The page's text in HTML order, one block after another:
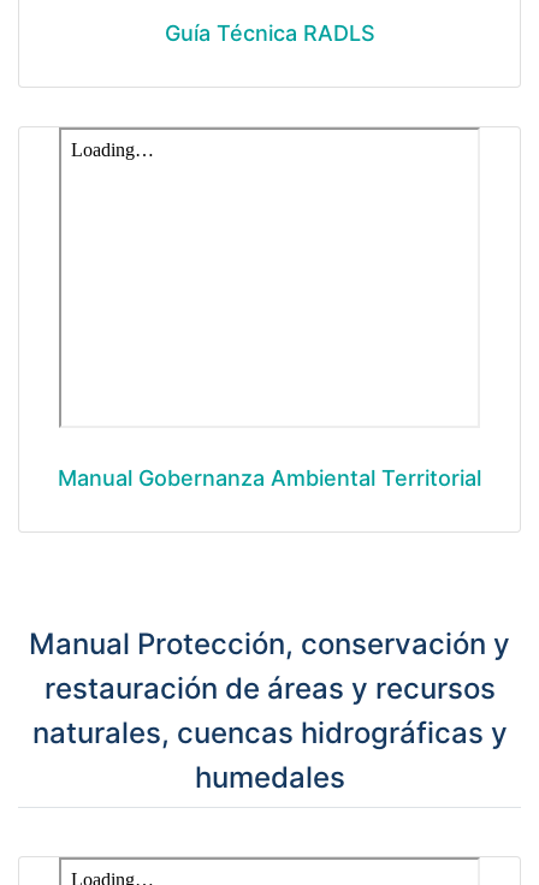
Guía Técnica RADLS
Manual Gobernanza Ambiental Territorial
Manual Protección, conservación y
restauración de áreas y recursos
naturales, cuencas hidrográficas y
humedales